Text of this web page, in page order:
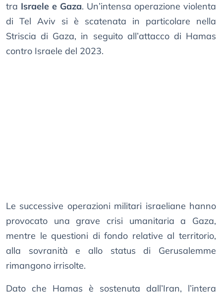
tra Israele e Gaza. Un’intensa operazione violenta
di Tel Aviv si è scatenata in particolare nella
Striscia di Gaza, in seguito all’attacco di Hamas
contro Israele del 2023.
Le successive operazioni militari israeliane hanno
provocato una grave crisi umanitaria a Gaza,
mentre le questioni di fondo relative al territorio,
alla sovranità e allo status di Gerusalemme
rimangono irrisolte.
Dato che Hamas è sostenuta dall’Iran, l’intera